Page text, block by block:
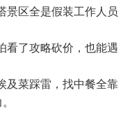
景区全是假装工作人员
看了攻略砍价，也能遇
及菜踩雷，找中餐全靠